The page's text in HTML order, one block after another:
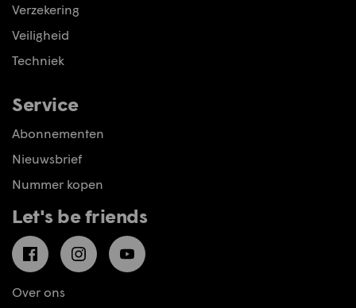
Verzekering
Veiligheid
Techniek
Service
Abonnementen
Nieuwsbrief
Nummer kopen
Let's be friends
FacebookInstagramYouTube
Over ons